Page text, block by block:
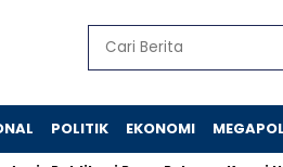
POLITIK EKONOMI